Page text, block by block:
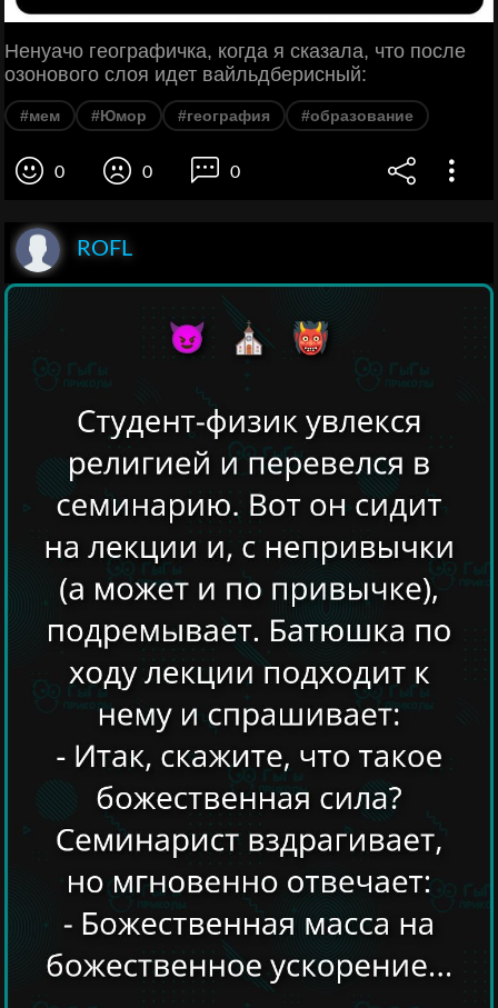
Ненуачо географичка, когда я сказала, что после
озонового слоя идет вайльдберисный:
#мем #Юмор #география #образование
0 0 0
ROFL